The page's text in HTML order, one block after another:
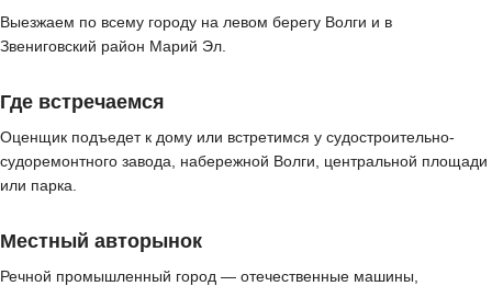
Выезжаем по всему городу на левом берегу Волги и в
Звениговский район Марий Эл.
Где встречаемся
Оценщик подъедет к дому или встретимся у судостроительно-
судоремонтного завода, набережной Волги, центральной площади
или парка.
Местный авторынок
Речной промышленный город — отечественные машины,